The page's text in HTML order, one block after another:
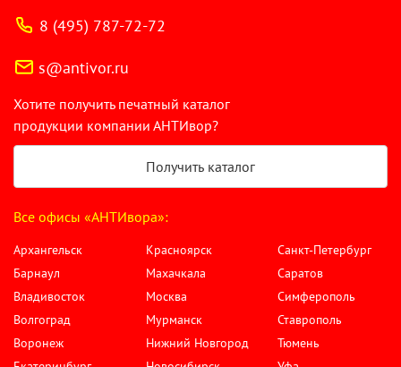
8 (495) 787-72-72
s@antivor.ru
Хотите получить печатный каталог
продукции компании АНТИвор?
Получить каталог
Все офисы «АНТИвора»:
Архангельск
Барнаул
Владивосток
Волгоград
Воронеж
Красноярск
Махачкала
Москва
Мурманск
Нижний Новгород
Санкт-Петербург
Саратов
Симферополь
Ставрополь
Тюмень